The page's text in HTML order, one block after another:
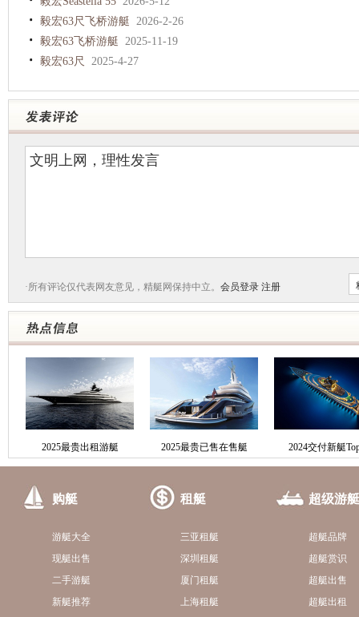
毅宏63尺飞桥游艇 2026-2-26
毅宏63飞桥游艇 2025-11-19
毅宏63尺
2025-4-27
·所有评论仅代表网友意见，精艇网保持中立。 会员登录 注册
2025最贵出租游艇 2025最贵已售在售艇 2024交付新艇
购艇 租艇 超级游艇
游艇大全
现艇出售
二手游艇
新艇推荐
三亚租艇
深圳租艇
厦门租艇
上海租艇
超艇品牌
超艇赏识
超艇出售
超艇出租